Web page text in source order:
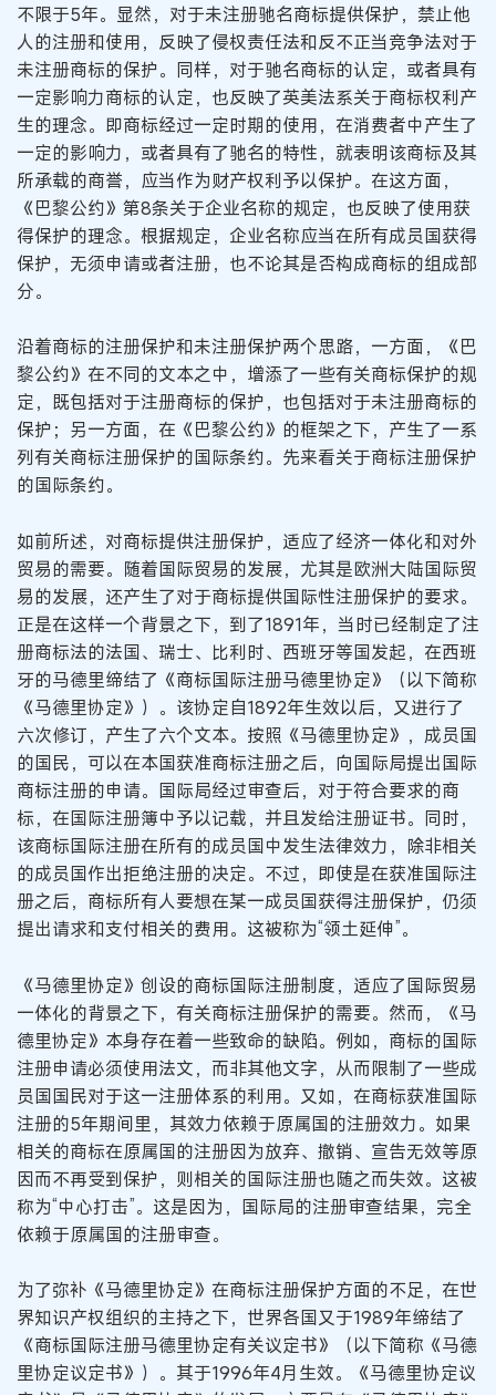
不限于5年。显然，对于未注册驰名商标提供保护，禁止他
人的注册和使用，反映了侵权责任法和反不正当竞争法对于
未注册商标的保护。同样，对于驰名商标的认定，或者具有
一定影响力商标的认定，也反映了英美法系关于商标权利产
生的理念。即商标经过一定时期的使用，在消费者中产生了
一定的影响力，或者具有了驰名的特性，就表明该商标及其
所承载的商誉，应当作为财产权利予以保护。在这方面，
《巴黎公约》第8条关于企业名称的规定，也反映了使用获
得保护的理念。根据规定，企业名称应当在所有成员国获得
保护，无须申请或者注册，也不论其是否构成商标的组成部
分。
沿着商标的注册保护和未注册保护两个思路，一方面，《巴
黎公约》在不同的文本之中，增添了一些有关商标保护的规
定，既包括对于注册商标的保护，也包括对于未注册商标的
保护；另一方面，在《巴黎公约》的框架之下，产生了一系
列有关商标注册保护的国际条约。先来看关于商标注册保护
的国际条约。
如前所述，对商标提供注册保护，适应了经济一体化和对外
贸易的需要。随着国际贸易的发展，尤其是欧洲大陆国际贸
易的发展，还产生了对于商标提供国际性注册保护的要求。
正是在这样一个背景之下，到了1891年，当时已经制定了注
册商标法的法国、瑞士、比利时、西班牙等国发起，在西班
牙的马德里缔结了《商标国际注册马德里协定》（以下简称
《马德里协定》）。该协定自1892年生效以后，又进行了
六次修订，产生了六个文本。按照《马德里协定》，成员国
的国民，可以在本国获准商标注册之后，向国际局提出国际
商标注册的申请。国际局经过审查后，对于符合要求的商
标，在国际注册簿中予以记载，并且发给注册证书。同时，
该商标国际注册在所有的成员国中发生法律效力，除非相关
的成员国作出拒绝注册的决定。不过，即使是在获准国际注
册之后，商标所有人要想在某一成员国获得注册保护，仍须
提出请求和支付相关的费用。这被称为“领土延伸”。
《马德里协定》创设的商标国际注册制度，适应了国际贸易
一体化的背景之下，有关商标注册保护的需要。然而，《马
德里协定》本身存在着一些致命的缺陷。例如，商标的国际
注册申请必须使用法文，而非其他文字，从而限制了一些成
员国国民对于这一注册体系的利用。又如，在商标获准国际
注册的5年期间里，其效力依赖于原属国的注册效力。如果
相关的商标在原属国的注册因为放弃、撤销、宣告无效等原
因而不再受到保护，则相关的国际注册也随之而失效。这被
称为“中心打击”。这是因为，国际局的注册审查结果，完全
依赖于原属国的注册审查。
为了弥补《马德里协定》在商标注册保护方面的不足，在世
界知识产权组织的主持之下，世界各国又于1989年缔结了
《商标国际注册马德里协定有关议定书》（以下简称《马德
里协定议定书》）。其于1996年4月生效。《马德里协定议